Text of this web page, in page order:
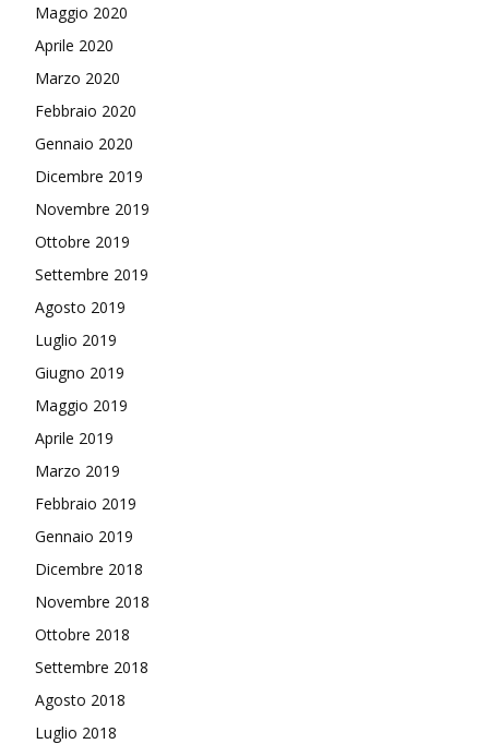
Maggio 2020
Aprile 2020
Marzo 2020
Febbraio 2020
Gennaio 2020
Dicembre 2019
Novembre 2019
Ottobre 2019
Settembre 2019
Agosto 2019
Luglio 2019
Giugno 2019
Maggio 2019
Aprile 2019
Marzo 2019
Febbraio 2019
Gennaio 2019
Dicembre 2018
Novembre 2018
Ottobre 2018
Settembre 2018
Agosto 2018
Luglio 2018